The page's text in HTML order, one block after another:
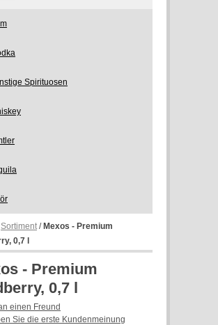
Spirituosen
Sortiment / Mexos - Premium
0,7 l
- Premium
0,7 l
einen Freund
Sie die erste Kundenmeinung